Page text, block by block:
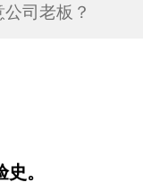
司老板？
。